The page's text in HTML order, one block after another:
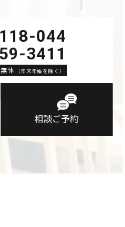
044
3411
休 （年末年始を除く）
相談ご予約